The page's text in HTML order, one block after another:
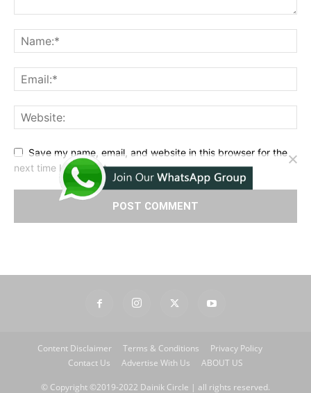
Save my name, email, and website in this browser for the
next time I comment.
Content Disclaimer Terms & Conditions
Privacy Policy
Contact Us
Advertise With Us ABOUT US
© Copyright ©2019-2022 Dainik Circle | all rights reserved.